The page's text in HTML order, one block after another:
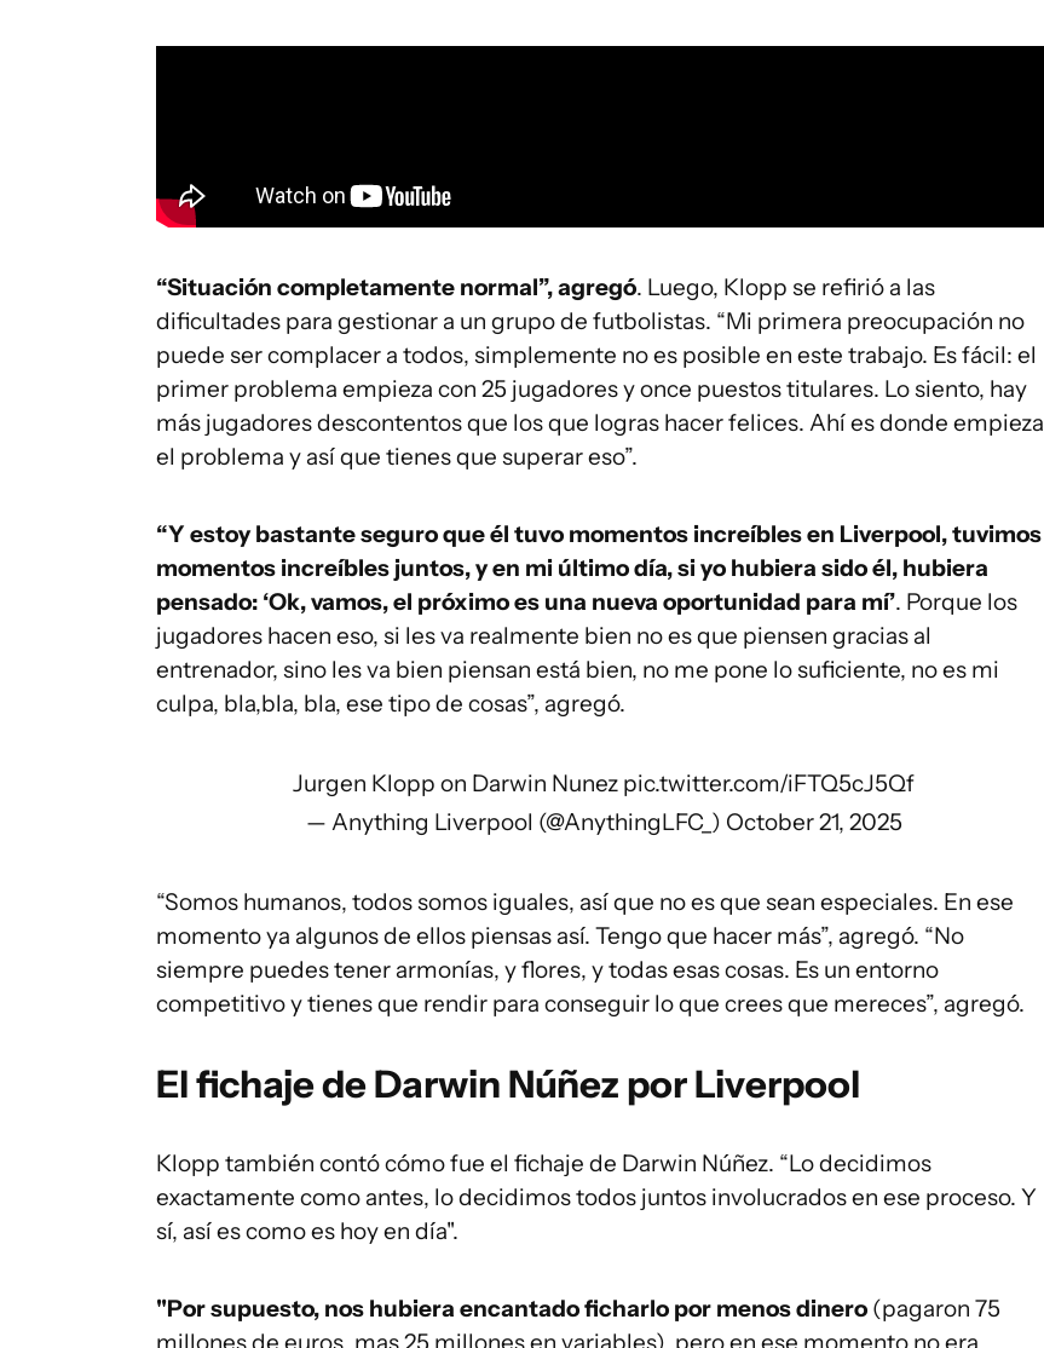
“Situación completamente normal”, agregó. Luego, Klopp se refirió a las
dificultades para gestionar a un grupo de futbolistas. “Mi primera preocupación no
puede ser complacer a todos, simplemente no es posible en este trabajo. Es fácil: el
primer problema empieza con 25 jugadores y once puestos titulares. Lo siento, hay
más jugadores descontentos que los que logras hacer felices. Ahí es donde empieza
el problema y así que tienes que superar eso”.
“Y estoy bastante seguro que él tuvo momentos increíbles en Liverpool, tuvimos
momentos increíbles juntos, y en mi último día, si yo hubiera sido él, hubiera
pensado: ‘Ok, vamos, el próximo es una nueva oportunidad para mí’. Porque los
jugadores hacen eso, si les va realmente bien no es que piensen gracias al
entrenador, sino les va bien piensan está bien, no me pone lo suficiente, no es mi
culpa, bla,bla, bla, ese tipo de cosas”, agregó.
Jurgen Klopp on Darwin Nunez pic.twitter.com/iFTQ5cJ5Qf
— Anything Liverpool (@AnythingLFC_) October 21, 2025
“Somos humanos, todos somos iguales, así que no es que sean especiales. En ese
momento ya algunos de ellos piensas así. Tengo que hacer más”, agregó. “No
siempre puedes tener armonías, y flores, y todas esas cosas. Es un entorno
competitivo y tienes que rendir para conseguir lo que crees que mereces”, agregó.
El fichaje de Darwin Núñez por Liverpool
Klopp también contó cómo fue el fichaje de Darwin Núñez. “Lo decidimos
exactamente como antes, lo decidimos todos juntos involucrados en ese proceso. Y
sí, así es como es hoy en día".
"Por supuesto, nos hubiera encantado ficharlo por menos dinero (pagaron 75
millones de euros, mas 25 millones en variables), pero en ese momento no era